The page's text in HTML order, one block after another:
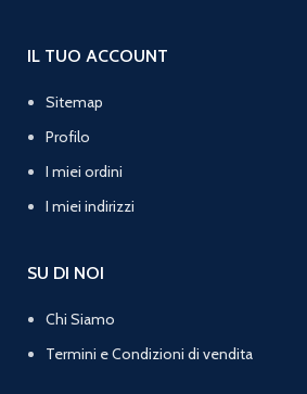
IL TUO ACCOUNT
Sitemap
Profilo
I miei ordini
I miei indirizzi
SU DI NOI
Chi Siamo
Termini e Condizioni di vendita